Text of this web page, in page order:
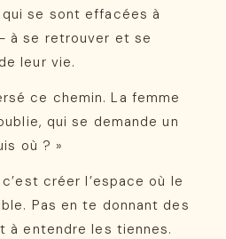
se sont effacées à
à se retrouver et se
leur vie.
ce chemin. La femme
qui se demande un
où ? »
créer l’espace où le
Pas en te donnant des
à entendre les tiennes.